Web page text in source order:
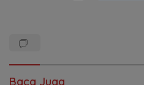
Baca Juga